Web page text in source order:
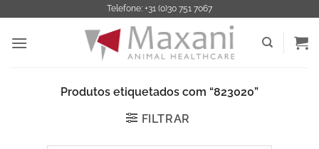
Telefone: +31 (0)30 751 7067
Produtos etiquetados com “823020”
FILTRAR